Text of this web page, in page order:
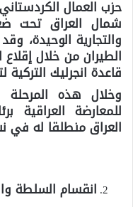
حزب العمال
شمال العراق تحت
والتجارية الوحيدة،
الطيران من خلال إقلاع
قاعدة انجرليك
وخلال هذه المرحلة
للمعارضة
العراق منطلقا له في
انقسام السلطة